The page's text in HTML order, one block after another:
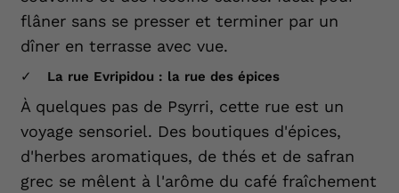
flâner sans se presser et terminer par un
dîner en terrasse avec vue.
La rue Evripidou : la rue des épices
À quelques pas de Psyrri, cette rue est un
voyage sensoriel. Des boutiques d'épices,
d'herbes aromatiques, de thés et de safran
grec se mêlent à l'arôme du café fraîchement